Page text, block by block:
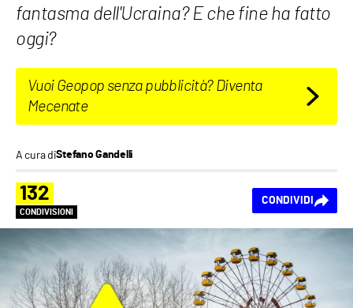
fantasma dell'Ucraina? E che fine ha fatto
oggi?
Vuoi Geopop senza pubblicità? Diventa
Mecenate
A cura diStefano Gandelli
132
CONDIVISIONI
CONDIVIDI